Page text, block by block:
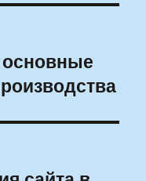
основные